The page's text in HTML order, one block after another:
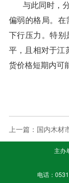
与此同时，分
偏弱的格局。在
下行压力。特别
平，且相对于江
货价格短期内可
上一篇： 国内木材市场：原
主办
电话：